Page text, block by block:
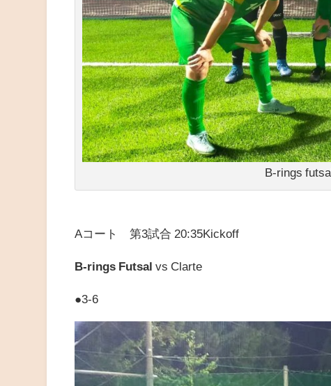
B-rings
Aコート 第3試合 20:35Kickoff
B-rings Futsal vs Clarte
●3-6